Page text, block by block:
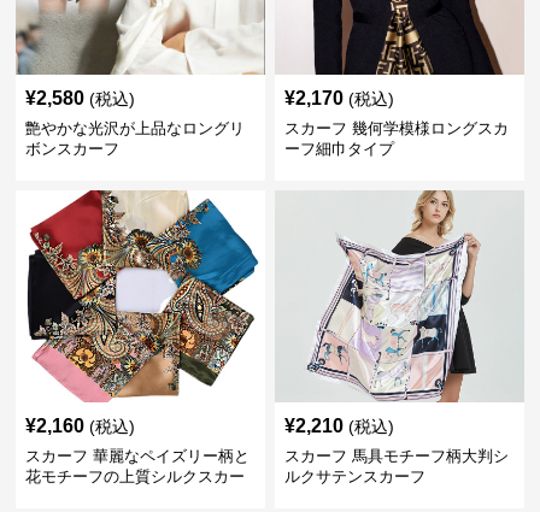
¥2,580 (税込)
艶やかな光沢が上品なロングリ
ボンスカーフ
¥2,170 (税込)
スカーフ 幾何学模様ロングスカ
ーフ細巾タイプ
¥2,160 (税込)
スカーフ 華麗なペイズリー柄と
花モチーフの上質シルクスカー
¥2,210 (税込)
スカーフ 馬具モチーフ柄大判シ
ルクサテンスカーフ